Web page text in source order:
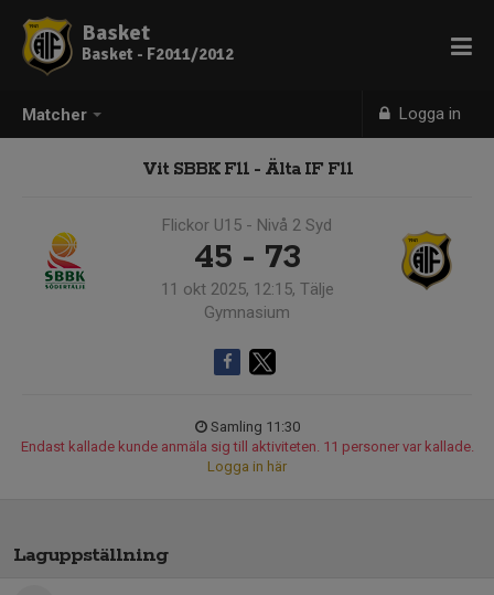
Matcher Logga in
Basket
Basket - F2011/2012
Vit SBBK F11 - Älta IF F11
Flickor U15 - Nivå 2 Syd
45 - 73
11 okt 2025, 12:15, Tälje
Gymnasium
Samling 11:30
Endast kallade kunde anmäla sig till aktiviteten. 11 personer var kallade.
Logga in här
Laguppställning